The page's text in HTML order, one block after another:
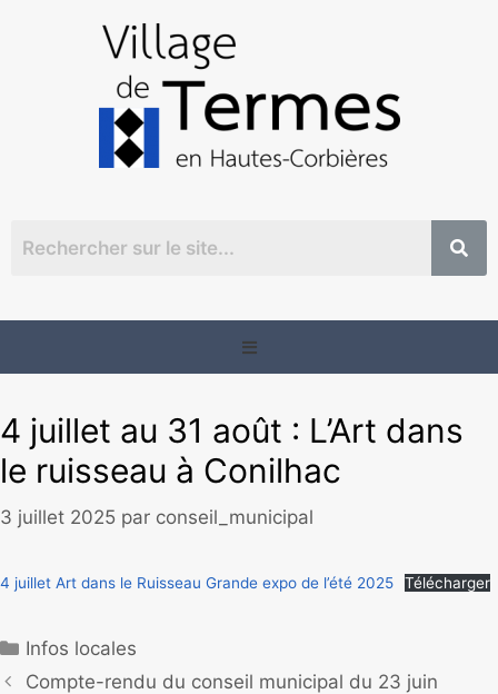
4 juillet au 31 août : L’Art dans
le ruisseau à Conilhac
3 juillet 2025 par conseil_municipal
4 juillet Art dans le Ruisseau Grande expo de l’été 2025 Télécharger
Infos locales
Compte-rendu du conseil municipal du 23 juin